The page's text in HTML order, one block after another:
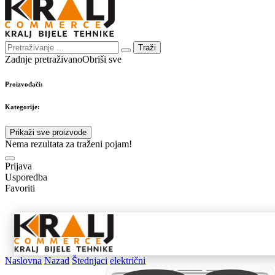
Traži
Zadnje pretraživanoObriši sve
Proizvođači:
Kategorije:
Prikaži sve proizvode
Nema rezultata za traženi pojam!
Prijava
Usporedba
Favoriti
Naslovna Nazad Štednjaci električni